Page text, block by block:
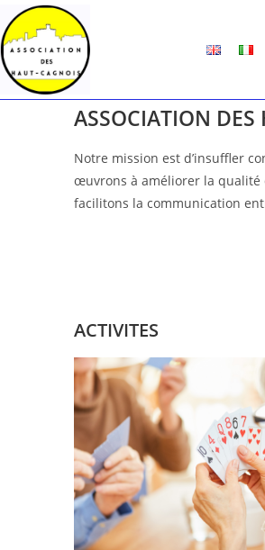
ASSOCIATION
Notre mission est d’insuffler
œuvrons à améliorer la qualité
facilitons la communication
ACTIVITES